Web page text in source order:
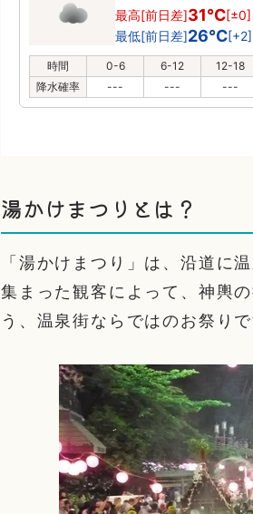
最高[前日差]31℃[±0]
最低[前日差]26℃[+2]
時間 0-6 6-12 12-18
降水確率
--- --- ---
湯かけまつりとは？
「湯かけまつり」は、沿道に
集まった観客によって、神輿
う、温泉街ならではのお祭りで